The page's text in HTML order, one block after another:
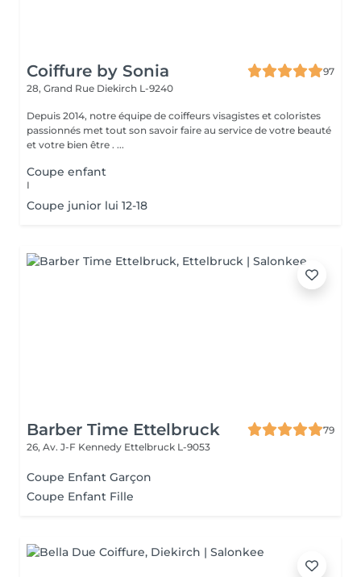
Coiffure by Sonia
97
28, Grand Rue Diekirch L-9240
Depuis 2014, notre équipe de coiffeurs visagistes et coloristes
passionnés met tout son savoir faire au service de votre beauté
et votre bien être . ...
Coupe enfant
I
Coupe junior lui 12-18
Barber Time Ettelbruck
79
26, Av. J-F Kennedy Ettelbruck L-9053
Coupe Enfant Garçon
Coupe Enfant Fille